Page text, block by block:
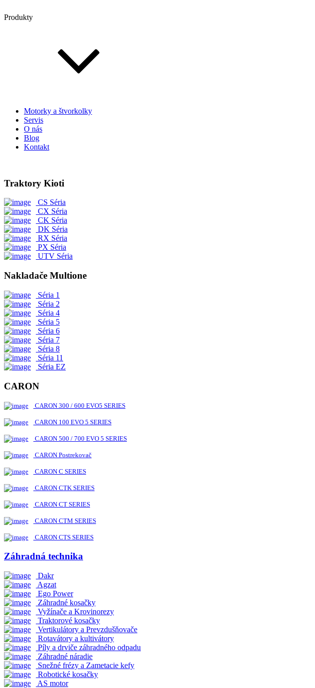
Produkty
Motorky a štvorkolky
Servis
O nás
Blog
Kontakt
Traktory Kioti
CS Séria
CX Séria
CK Séria
DK Séria
RX Séria
PX Séria
UTV Séria
Nakladače Multione
Séria 1
Séria 2
Séria 4
Séria 5
Séria 6
Séria 7
Séria 8
Séria 11
Séria EZ
CARON
CARON 300 / 600 EVO5 SERIES
CARON 100 EVO 5 SERIES
CARON 500 / 700 EVO 5 SERIES
CARON Postrekovač
CARON C SERIES
CARON CTK SERIES
CARON CT SERIES
CARON CTM SERIES
CARON CTS SERIES
Záhradná technika
Dakr
Agzat
Ego Power
Záhradné kosačky
Vyžínače a Krovinorezy
Traktorové kosačky
Vertikulátory a Prevzdušňovače
Rotavátory a kultivátory
Píly a drviče záhradného odpadu
Záhradné náradie
Snežné frézy a Zametacie kefy
Robotické kosačky
AS motor